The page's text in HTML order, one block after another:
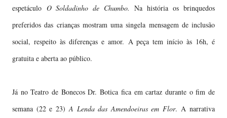
espetáculo O Soldadinho de Chumbo.Na história os brinquedos
preferidos das crianças mostram uma singela mensagem de inclusão
social, respeito às diferenças e amor. A peça tem início às 16h, é
gratuita e aberta ao público.
Já no Teatro de Bonecos Dr. Botica fica em cartaz durante o fim de
semana (22 e 23)A Lenda das Amendoeiras em Flor. A narrativa